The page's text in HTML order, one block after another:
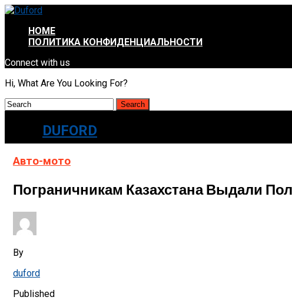
HOME
ПОЛИТИКА КОНФИДЕНЦИАЛЬНОСТИ
Connect with us
Hi, What Are You Looking For?
DUFORD
Авто-мото
Пограничникам Казахстана Выдали
By
duford
Published